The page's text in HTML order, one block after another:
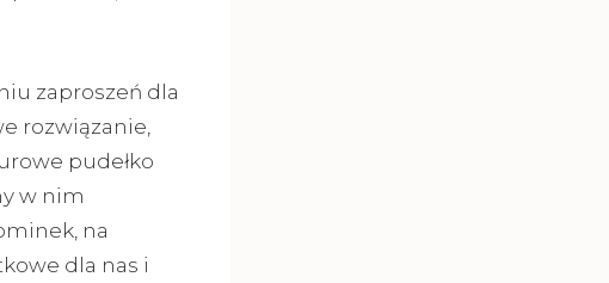
zaproszeń dla
rozwiązanie,
pudełko
w nim
na
dla nas i